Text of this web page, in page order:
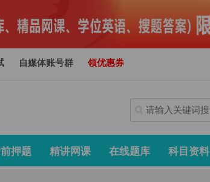
自媒体账号群 领优惠券
押题 精讲网课 在线题库 科目资料